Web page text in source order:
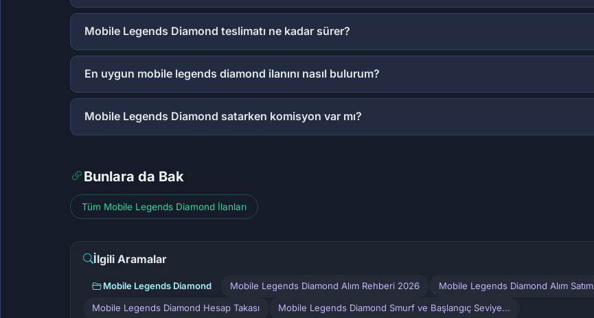
Mobile Legends Diamond teslimatı ne kadar sürer?
En uygun mobile legends diamond ilanını nasıl bulurum?
Mobile Legends Diamond satarken komisyon var mı?
Bunlara da Bak
Tüm Mobile Legends Diamond İlanları
İlgili Aramalar
Mobile Legends Diamond Mobile Legends Diamond Alım Rehberi 2026 Mobile Legends Diamond Alım Satım
Mobile Legends Diamond Hesap Takası Mobile Legends Diamond Smurf ve Başlangıç Seviye...